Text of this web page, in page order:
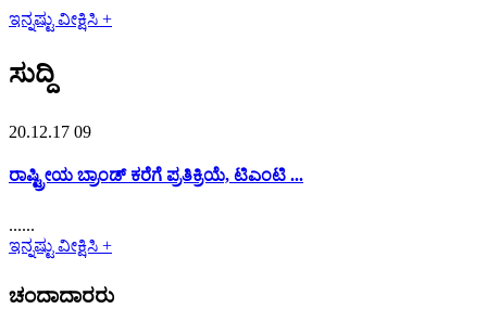
ಇನ್ನಷ್ಟು ವೀಕ್ಷಿಸಿ +
ಸುದ್ದಿ
20.12.17 09
ರಾಷ್ಟ್ರೀಯ ಬ್ರಾಂಡ್ ಕರೆಗೆ ಪ್ರತಿಕ್ರಿಯೆ, ಟಿಎಂಟಿ ...
......
ಇನ್ನಷ್ಟು ವೀಕ್ಷಿಸಿ +
ಚಂದಾದಾರರು